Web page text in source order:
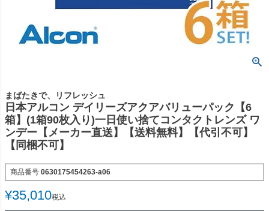
まばたきで、リフレッシュ
日本アルコン デイリーズアクアバリューパック【6
箱】(1箱90枚入り)一日使い捨てコンタクトレンズ ワ
ンデー【メーカー直送】【送料無料】【代引不可】
【同梱不可】
商品番号 0630175454263-a06
¥35,010税込